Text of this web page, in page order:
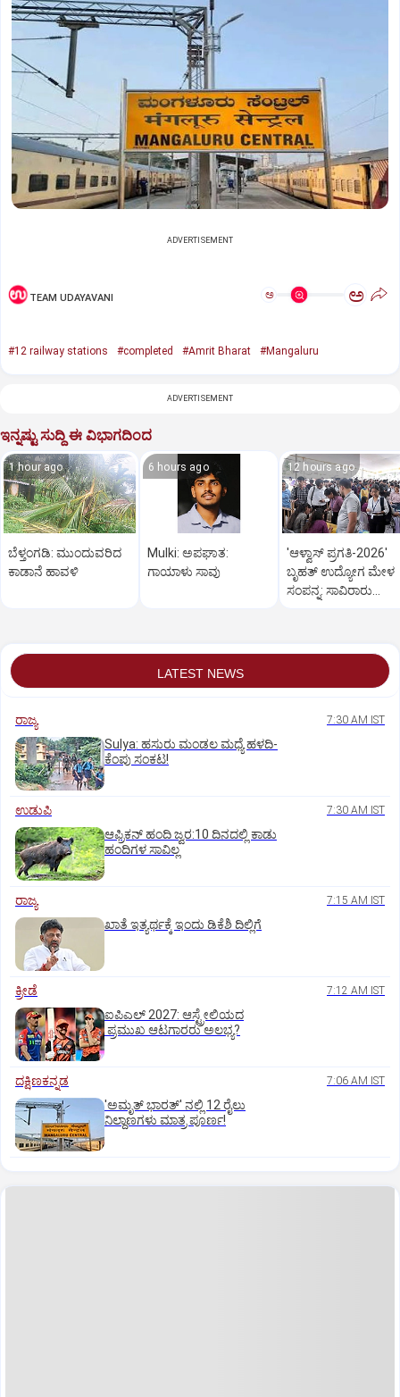
ADVERTISEMENT
TEAM UDAYAVANI ಅ ಅ
#12 railway stations #completed #Amrit Bharat #Mangaluru
ADVERTISEMENT
ಇನ್ನಷ್ಟು ಸುದ್ದಿ ಈ ವಿಭಾಗದಿಂದ
1 hour ago
ಬೆಳ್ತಂಗಡಿ: ಮುಂದುವರಿದ
ಕಾಡಾನೆ ಹಾವಳಿ
6 hours ago
Mulki: ಅಪಘಾತ:
ಗಾಯಾಳು ಸಾವು
12 hours ago
'ಆಳ್ವಾಸ್‌ ಪ್ರಗತಿ-2026'
ಬೃಹತ್ ಉದ್ಯೋಗ ಮೇಳ
ಸಂಪನ್ನ: ಸಾವಿರಾರು
LATEST NEWS
ರಾಜ್ಯ 7:30 AM IST
Sulya: ಹಸುರು ಮಂಡಲ ಮಧ್ಯೆ ಹಳದಿ-
ಕೆಂಪು ಸಂಕಟ!
ಉಡುಪಿ 7:30 AM IST
ಆಫ್ರಿಕನ್‌ ಹಂದಿ ಜ್ವರ:10 ದಿನದಲ್ಲಿ ಕಾಡು
ಹಂದಿಗಳ ಸಾವಿಲ್ಲ
ರಾಜ್ಯ 7:15 AM IST
ಖಾತೆ ಇತ್ಯರ್ಥಕ್ಕೆ ಇಂದು ಡಿಕೆಶಿ ದಿಲ್ಲಿಗೆ
ಕ್ರೀಡೆ 7:12 AM IST
ಐಪಿಎಲ್‌ 2027: ಆಸ್ಟ್ರೇಲಿಯದ
ಪ್ರಮುಖ ಆಟಗಾರರು ಅಲಭ್ಯ?
ದಕ್ಷಿಣಕನ್ನಡ 7:06 AM IST
'ಅಮೃತ್‌ ಭಾರತ್‌' ನಲ್ಲಿ 12 ರೈಲು
ನಿಲ್ದಾಣಗಳು ಮಾತ್ರ ಪೂರ್ಣ!